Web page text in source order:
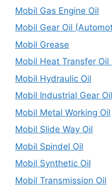
Mobil Gas Engine Oil
Mobil Gear Oil
Mobil Grease
Mobil Heat Transfer Oil
Mobil Hydraulic Oil
Mobil Industrial Gear Oil
Mobil Metal Working Oil
Mobil Slide Way Oil
Mobil Spindel Oil
Mobil Synthetic Oil
Mobil Transmission Oil